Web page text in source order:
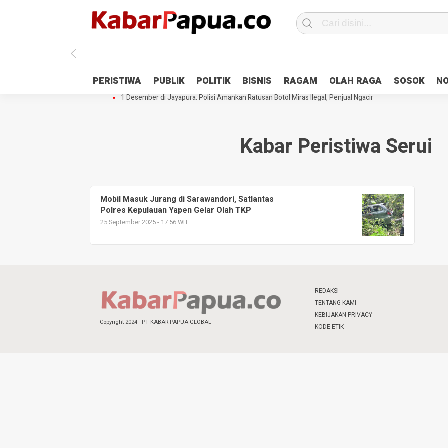
PERISTIWA PUBLIK POLITIK BISNIS RAGAM OLAH RAGA SOSOK
Antisipasi 1 Desember, TNI Polri Patroli 2×24 jam di Kota Jayapura
Pesan Sejuk Polri di Deklarasi
Gedung Perpustakaan SMPN 5 Sentani Terbakar
Hibah Pilkada Jayapura Cair 10 Persen, Deposit Kas
1 Desember di Jayapura: Polisi Amankan Ratusan Botol Miras Ilegal, Penjual Ngacir
Kabar Peristiwa Serui
Mobil Masuk Jurang di Sarawandori, Satlantas
Polres Kepulauan Yapen Gelar Olah TKP
25 September 2025 - 17:56 WIT
Copyright 2024 - PT KABAR PAPUA GLOBAL
REDAKSI
TENTANG KAMI
KEBIJAKAN PRIVACY
KODE ETIK